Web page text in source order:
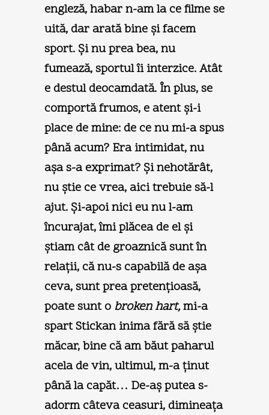
engleză, habar n-am la ce filme se
uită, dar arată bine şi facem
sport. Şi nu prea bea, nu
fumează, sportul îi interzice. Atât
e destul deocamdată. În plus, se
comportă frumos, e atent şi-i
place de mine: de ce nu mi-a spus
până acum? Era intimidat, nu
aşa s-a exprimat? Şi nehotărât,
nu ştie ce vrea, aici trebuie să-l
ajut. Şi-apoi nici eu nu l-am
încurajat, îmi plăcea de el şi
ştiam cât de groaznică sunt în
relaţii, că nu-s capabilă de aşa
ceva, sunt prea pretenţioasă,
poate sunt o broken hart,mi-a
spart Stickan inima fără să ştie
măcar, bine că am băut paharul
acela de vin, ultimul, m-a ţinut
până la capăt… De-aş putea s-
adorm câteva ceasuri, dimineaţa